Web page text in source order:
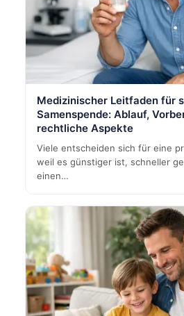
Medizinischer Leitfaden für
Samenspende: Ablauf,
rechtliche Aspekte
Viele entscheiden sich für eine
weil es günstiger ist, schneller
einen…